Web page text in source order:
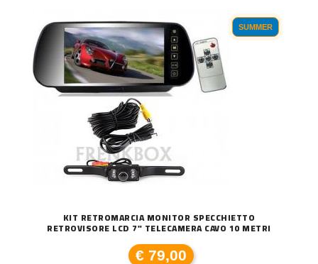
SUMMER
KIT RETROMARCIA MONITOR SPECCHIETTO
RETROVISORE LCD 7" TELECAMERA CAVO 10 METRI
€ 79,00